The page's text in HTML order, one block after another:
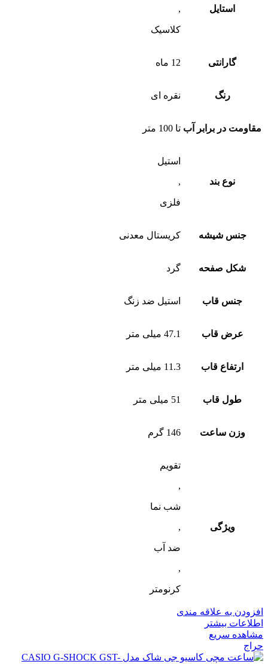
استایل ,
کلاسیک
گارانتی 12 ماه
رنگ نقره ای
مقاومت در برابر آب تا 100 متر
نوع بند
استیل
,
فلزی
جنس شیشه کریستال معدنی
شکل صفحه گرد
جنس قاب استیل ضد زنگ
عرض قاب 47.1 میلی متر
ارتفاع قاب 11.3 میلی متر
طول قاب 51 میلی متر
وزن ساعت 146 گرم
ویژگی
تقویم
,
شب‌ نما
,
ضد آب
,
کرنومتر
افزودن به علاقه مندی
اطلاعات بیشتر
مشاهده سریع
حراج